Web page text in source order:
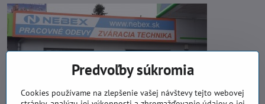
Predvoľby súkromia
Cookies používame na zlepšenie vašej návštevy tejto webovej